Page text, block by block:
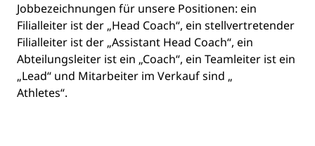
Jobbezeichnungen für unsere Positionen: ein
Filialleiter ist der „Head Coach“, ein stellvertretender
Filialleiter ist der „Assistant Head Coach“, ein
Abteilungsleiter ist ein „Coach“, ein Teamleiter ist ein
„Lead“ und Mitarbeiter im Verkauf sind „
Athletes“.